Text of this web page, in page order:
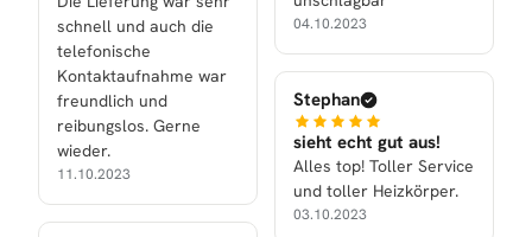
schnell und auch die
telefonische
Kontaktaufnahme war
freundlich und
reibungslos. Gerne
wieder.
11.10.2023
04.10.2023
Stephan
sieht echt gut aus!
Alles top! Toller Service
und toller Heizkörper.
03.10.2023